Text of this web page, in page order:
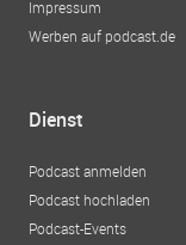
Impressum
Werben auf podcast.de
Dienst
Podcast anmelden
Podcast hochladen
Podcast-Events